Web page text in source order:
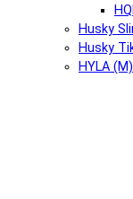
Husky
Husky
HYLA (М)